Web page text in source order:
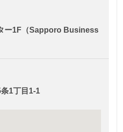
ー1F（Sapporo Business
1丁目1-1